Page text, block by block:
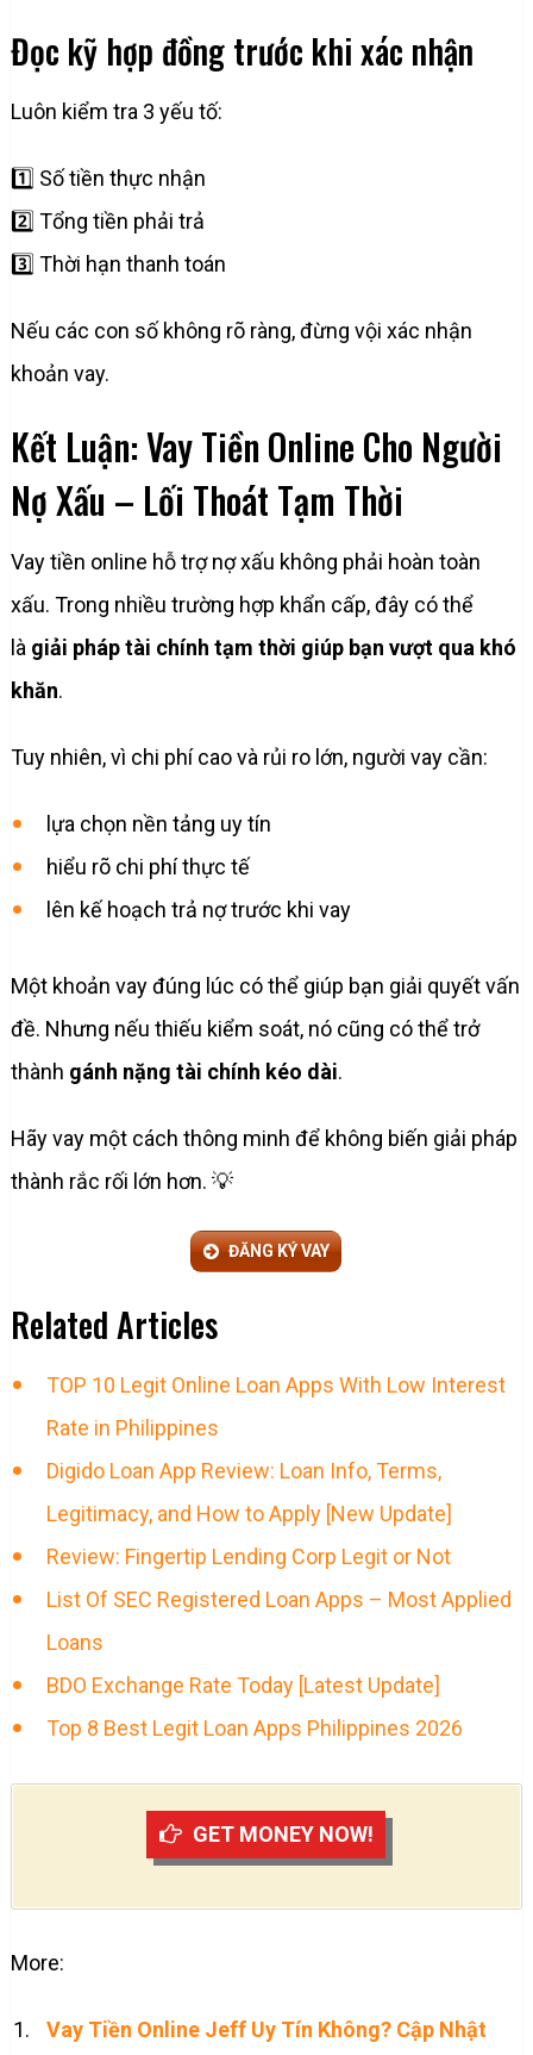
Đọc kỹ hợp đồng trước khi xác nhận
Luôn kiểm tra 3 yếu tố:
1️⃣ Số tiền thực nhận
2️⃣ Tổng tiền phải trả
3️⃣ Thời hạn thanh toán
Nếu các con số không rõ ràng, đừng vội xác nhận
khoản vay.
Kết Luận: Vay Tiền Online Cho Người
Nợ Xấu – Lối Thoát Tạm Thời
Vay tiền online hỗ trợ nợ xấu không phải hoàn toàn
xấu. Trong nhiều trường hợp khẩn cấp, đây có thể
là giải pháp tài chính tạm thời giúp bạn vượt qua khó
khăn.
Tuy nhiên, vì chi phí cao và rủi ro lớn, người vay cần:
lựa chọn nền tảng uy tín
hiểu rõ chi phí thực tế
lên kế hoạch trả nợ trước khi vay
Một khoản vay đúng lúc có thể giúp bạn giải quyết vấn
đề. Nhưng nếu thiếu kiểm soát, nó cũng có thể trở
thành gánh nặng tài chính kéo dài.
Hãy vay một cách thông minh để không biến giải pháp
thành rắc rối lớn hơn. 💡
ĐĂNG KÝ VAY
Related Articles
TOP 10 Legit Online Loan Apps With Low Interest
Rate in Philippines
Digido Loan App Review: Loan Info, Terms,
Legitimacy, and How to Apply [New Update]
Review: Fingertip Lending Corp Legit or Not
List Of SEC Registered Loan Apps – Most Applied
Loans
BDO Exchange Rate Today [Latest Update]
Top 8 Best Legit Loan Apps Philippines 2026
GET MONEY NOW!
More:
Vay Tiền Online Jeff Uy Tín Không? Cập Nhật